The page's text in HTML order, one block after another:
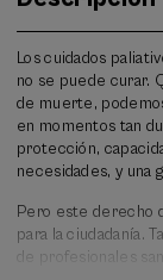
Los cuidados
no se puede curar.
de muerte,
en momentos tan
protección,
necesidades, y una
Pero este derecho
para la ciudadanía.
de profesionales